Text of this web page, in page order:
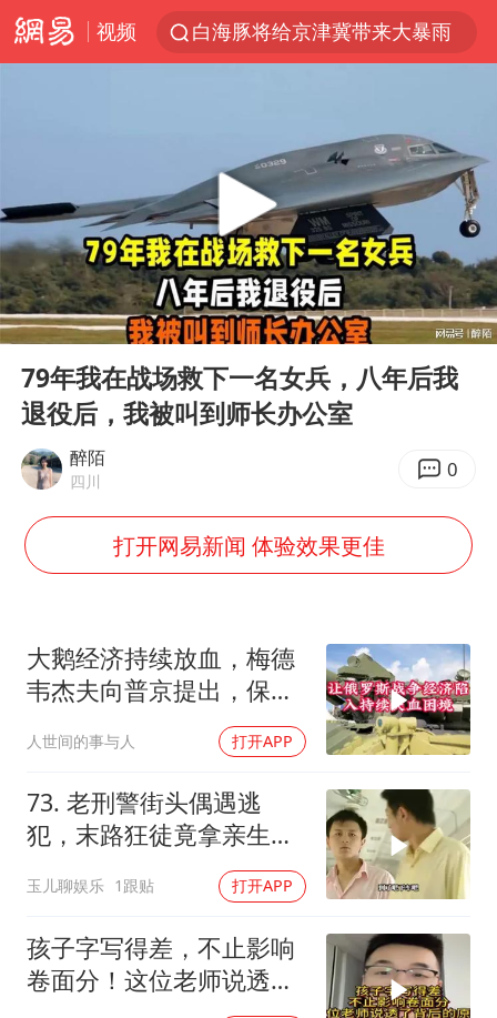
视频
白海豚将给京津冀带来大暴雨
2025年小学教师减少13.19万
王艺迪2-4不敌张本美和止步4强
以军士兵把枪口对准中国记者
上门女婿出轨女邻居多年被判重婚罪
韩军前线部队连曝丑闻
女子发现前夫婚内与第三者育子
《龙餐馆》 冲奖
挡“张雪机车”民进党当局怕什么
香港高温刷新历史纪录
中国第1高楼阻尼器摆动明显
奋力开创中国式现代化建设新局面
Play
00:00 13:23
79年我在战场救下一名女兵，八年后我
退役后，我被叫到师长办公室
醉陌
四川 0
打开网易新闻 体验效果更佳
大鹅经济持续放血，梅德
韦杰夫向普京提出，保住
人世间的事与人 打开APP
73. 老刑警街头偶遇逃
犯，末路狂徒竟拿亲生儿
玉儿聊娱乐 1跟贴 打开APP
孩子字写得差，不止影响
卷面分！这位老师说透了